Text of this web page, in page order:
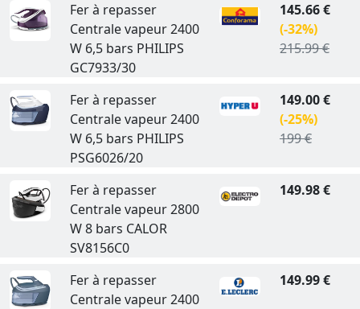
Fer à repasser
Centrale vapeur 2400
W 6,5 bars PHILIPS
GC7933/30
145.66 €
(-32%)
215.99 €
Fer à repasser
Centrale vapeur 2400
W 6,5 bars PHILIPS
PSG6026/20
149.00 €
(-25%)
199 €
Fer à repasser
Centrale vapeur 2800
W 8 bars CALOR
SV8156C0
149.98 €
Fer à repasser
Centrale vapeur 2400
149.99 €